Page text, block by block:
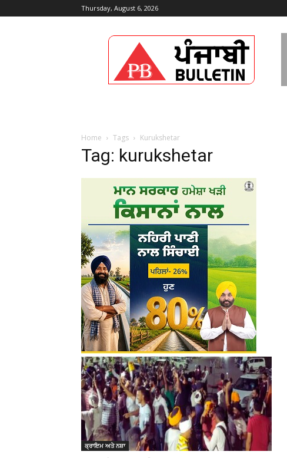
Thursday, August 6, 2026
Punjabi
Bulletin
Home Tags Kurukshetar
Tag: kurukshetar
ਕ੍ਰਾਇਮ ਅਤੇ ਨਸ਼ਾ